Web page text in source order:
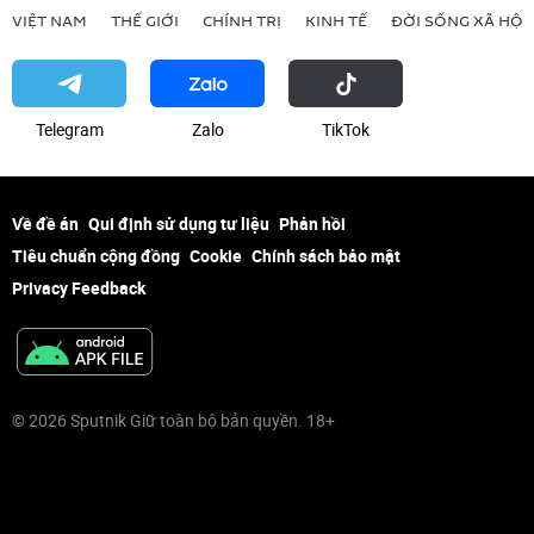
VIỆT NAM THẾ GIỚI CHÍNH TRỊ KINH TẾ ĐỜI SỐNG XÃ HỘI
Telegram Zalo ТikТоk
Về đề án Qui định sử dụng tư liệu Phản hồi
Tiêu chuẩn cộng đồng Cookie Chính sách bảo mật
Privacy Feedback
© 2026 Sputnik Giữ toàn bộ bản quyền. 18+